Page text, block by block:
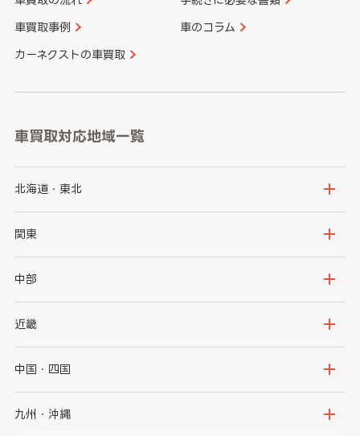
車買取事例 車のコラム
カーネクストの車買取
車買取対応地域一覧
北海道・東北
北海道
岩手県
秋田県
関東
茨城県
群馬県
千葉県
中部
新潟県
石川県
山梨県
近畿
大阪府
京都府
中国・四国
鳥取県
九州・沖縄